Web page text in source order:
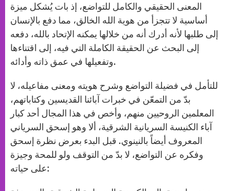
المعنى الحقيقي والكامل للتواضع، إذ بات يُشكل ميزة
أساسية لا تتجزأ من هوية الله الخالق، مما دفع بالإنسان
إلى طلبها لأنه أدرك أنه من خلالها يمكنه الإتحاد بالله، دفعه
إلى البحث عن الحقيقة الكاملة التي فيه، إلى اقتناءها
وتفعيلها في عمق ذاته وأدائه.
للتأمل في فضيلة التواضع وشرح هويته ومعنى مفاعيله، لا
بدّ من التمعّن في خبرات آبائنا القديسين وكتاباتهم،
المعلمين الروحيين منهم، وأخص في هذا المجال أحد كبار
آباء الكنيسة السريانية الشرقية، ألا وهو إسحق السرياني
المعروف أيضاً بالنينوي. قبل البدء بعرض نظرة إسحق
وفكره عن التواضع، لا بدّ من التوقف ولو للمحة وجيزة
على حياته: